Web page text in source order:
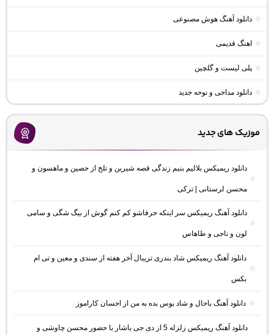
دانلود آهنگ هوش مصنوعی
اهنگ قدیمی
پلی لیست و گلچین
دانلود مداحی و نوحه جدید
موزیک های جدید
دانلود ریمیکس بلالیم بنیم زندگی قصه شیرین و تلخ از حصین و ماهسون و
محسن لرستانی | ترکی
دانلود آهنگ ریمیکس سر اینکه حرفاشو کم کنم گوش از بیگ شگی و سامی
لون و ناجی و طاهاس
دانلود آهنگ ریمیکس شاد بندری تریبال آخر هفته از سندی و معین و تی ام
بکس
دانلود آهنگ باحال و شاد بوس بده به من از احسان کاراموز
دانلود آهنگ ریمیکس زلزله 5 از دی جی یاشار با حضور محسن چاوشی و